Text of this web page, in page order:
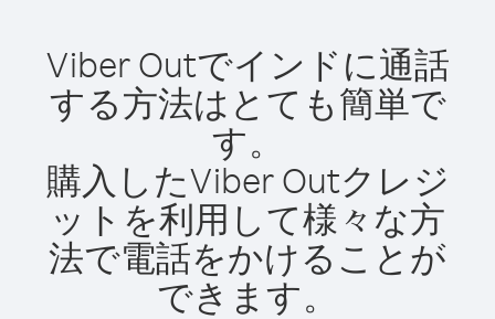
Viber Outでインドに通話
する方法はとても簡単で
す。
購入したViber Outクレジ
ットを利用して様々な方
法で電話をかけることが
できます。